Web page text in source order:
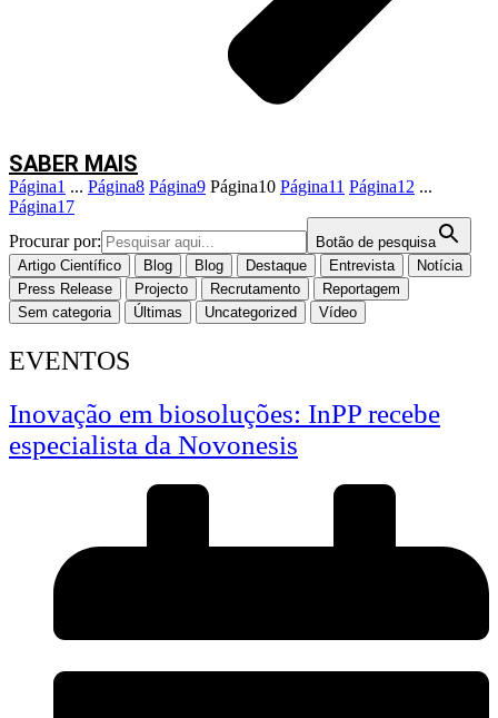
Créditos de imagens: InnovPlantProtect e Revista Voz do Campo
SABER MAIS
Página1 ... Página8 Página9 Página10 Página11 Página12 ...
Página17
Procurar por:
Botão de pesquisa
Artigo Científico
Blog Blog Destaque Entrevista
Notícia
Press Release
Projecto Recrutamento
Reportagem
Sem categoria
Últimas Uncategorized Vídeo
EVENTOS
Inovação em biosoluções: InPP recebe
especialista da Novonesis